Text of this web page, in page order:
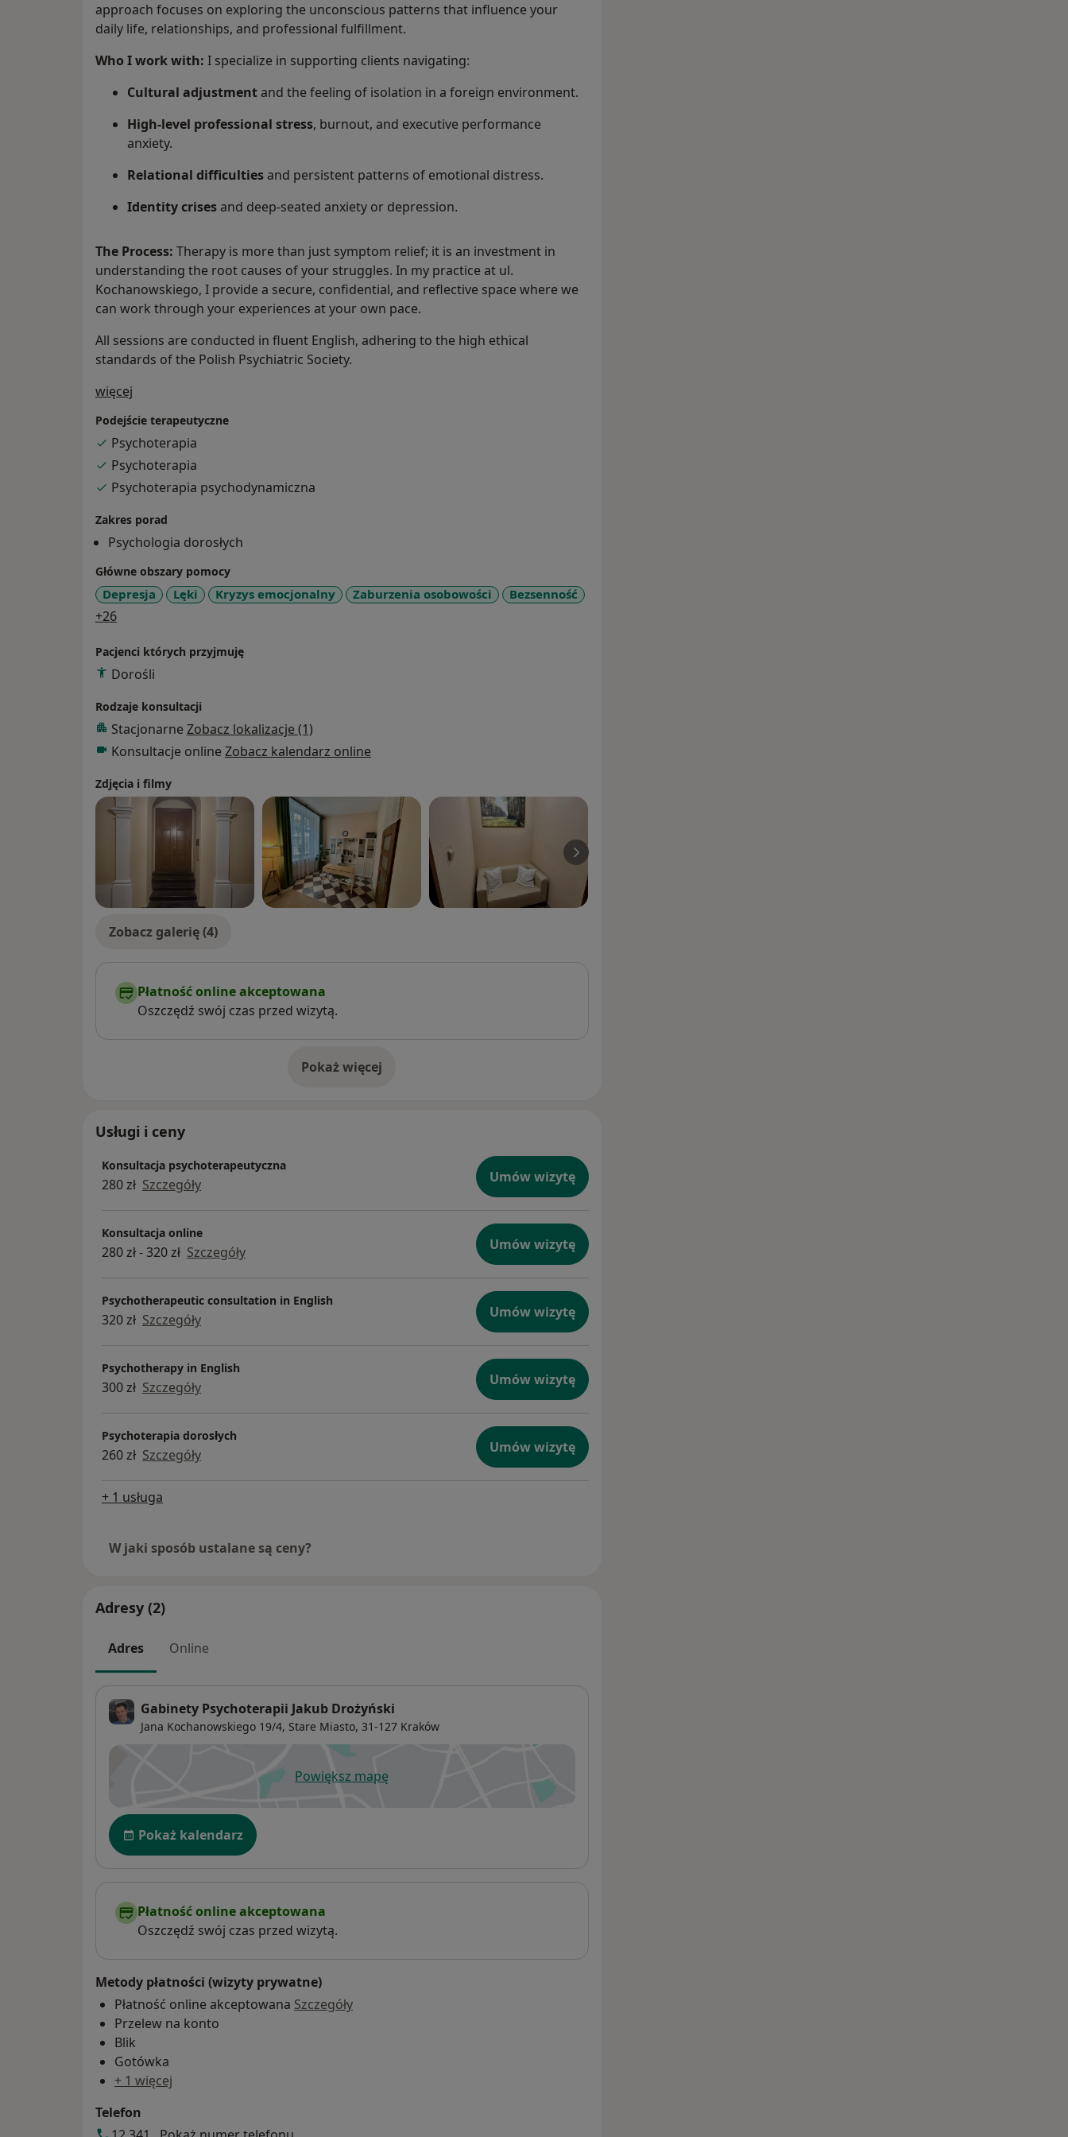
approach focuses on exploring the unconscious patterns that influence your
daily life, relationships, and professional fulfillment.
Who I work with: I specialize in supporting clients navigating:
Cultural adjustmentand the feeling of isolation in a foreign environment.
High-level professional stress, burnout, and executive performance
anxiety.
Relational difficultiesand persistent patterns of emotional distress.
Identity crisesand deep-seated anxiety or depression.
The Process: Therapy is more than just symptom relief; it is an investment in
understanding the root causes of your struggles. In my practice at ul.
Kochanowskiego, I provide a secure, confidential, and reflective space where we
can work through your experiences at your own pace.
All sessions are conducted in fluent English, adhering to the high ethical
standards of the Polish Psychiatric Society.
więcej
Podejście terapeutyczne
Psychoterapia
Psychoterapia
Psychoterapia psychodynamiczna
Zakres porad
Psychologia dorosłych
Główne obszary pomocy
Depresja Lęki Kryzys emocjonalny Zaburzenia osobowości Bezsenność
+26a11y_sr_more_diseases
Pacjenci których przyjmuję
Dorośli
Rodzaje konsultacji
Stacjonarne Zobacz lokalizacje (1)
Konsultacje online Zobacz kalendarz online
Zdjęcia i filmy
Zobacz galerię (4)
Płatność online akceptowana
Oszczędź swój czas przed wizytą.
Pokaż więcejo doświadczeniu
Usługi i ceny
Konsultacja psychoterapeutyczna
280 zł Szczegóły Umów wizytę
Konsultacja online
280 zł - 320 zł Szczegóły Umów wizytę
Psychotherapeutic consultation in English
320 zł Szczegóły Umów wizytę
Psychotherapy in English
300 zł Szczegóły Umów wizytę
Psychoterapia dorosłych
260 zł Szczegóły Umów wizytę
+ 1 usługa
W jaki sposób ustalane są ceny?
Adresy (2)
Adres Online
Gabinety Psychoterapii Jakub Drożyński
Jana Kochanowskiego 19/4, Stare Miasto, 31-127 Kraków
Powiększ mapęotwiera się w nowej karcie
Dostępność
Pokaż kalendarz
Płatność online akceptowana
Oszczędź swój czas przed wizytą.
Metody płatności (wizyty prywatne)
Płatność online akceptowana Szczegóły
Przelew na konto
Blik
Gotówka
+ 1 więcej
Telefon